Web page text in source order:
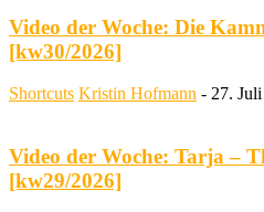
Video der Woche: Die
[kw30/2026]
Shortcuts Kristin Hofmann - 27.
Video der Woche: Tarja –
[kw29/2026]